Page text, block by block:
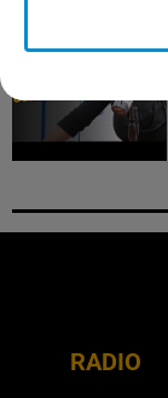
RADIO